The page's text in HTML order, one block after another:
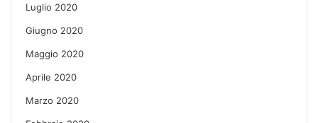
Luglio 2020
Giugno 2020
Maggio 2020
Aprile 2020
Marzo 2020